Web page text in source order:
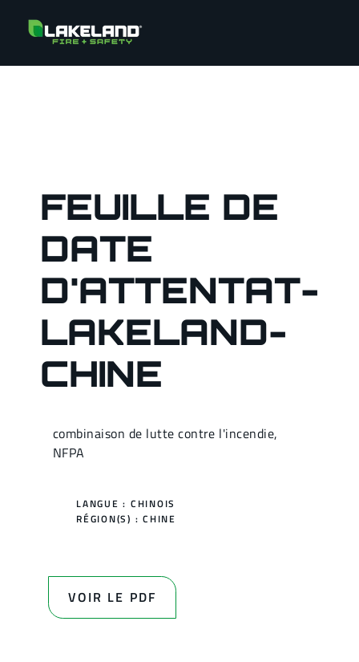
FEUILLE DE
DATE
D'ATTENTAT-
LAKELAND-
CHINE
combinaison de lutte contre l'incendie,
NFPA
LANGUE : CHINOIS
RÉGION(S) :CHINE
VOIR LE PDF